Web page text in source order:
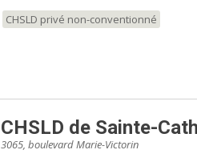
CHSLD privé non-conventionné
CHSLD de Sainte-
3065, boulevard Marie-Victorin